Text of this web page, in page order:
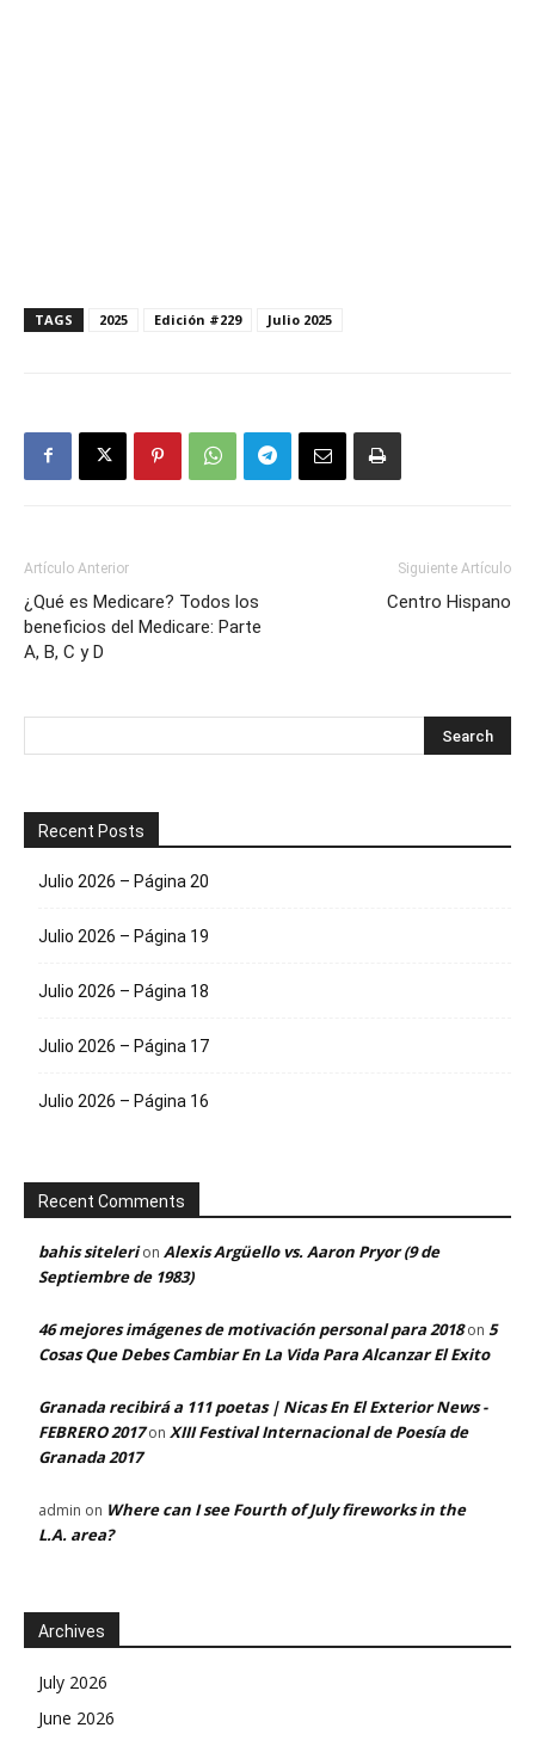
TAGS 2025 Edición #229 Julio 2025
Artículo Anterior
¿Qué es Medicare? Todos los
beneficios del Medicare: Parte
A, B, C y D
Siguiente Artículo
Centro Hispano
Recent Posts
Julio 2026 – Página 20
Julio 2026 – Página 19
Julio 2026 – Página 18
Julio 2026 – Página 17
Julio 2026 – Página 16
Recent Comments
bahis sitelerion Alexis Argüello vs. Aaron Pryor (9 de
Septiembre de 1983)
46 mejores imágenes de motivación personal para 2018on 5
Cosas Que Debes Cambiar En La Vida Para Alcanzar El Exito
Granada recibirá a 111 poetas | Nicas En El Exterior News -
FEBRERO 2017on XIII Festival Internacional de Poesía de
Granada 2017
admin on Where can I see Fourth of July fireworks in the
L.A. area?
Archives
July 2026
June 2026